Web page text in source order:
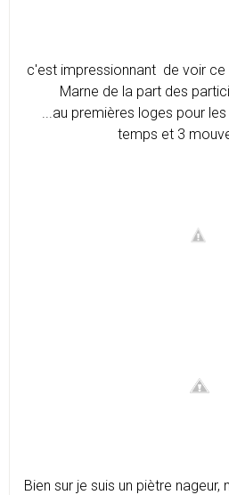
c'est impressionnant de voir ce
Marne de la part des
...au premières loges pour
temps et 3
Bien sur je suis un piètre